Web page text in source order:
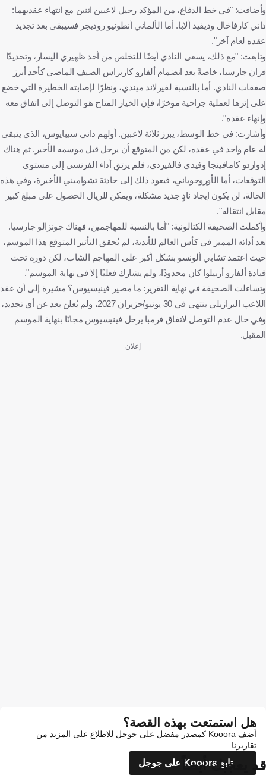
وأضافت: "في خط الدفاع، من المؤكد رحيل لاعبين اثنين مع انتهاء عقديهما:
داني كارفاخال وديفيد ألابا. أما الألماني أنطونيو روديجر فسيبقى بعد تجديد
عقده لعام آخر".
وتابعت: "مع ذلك، يسعى النادي أيضًا للتخلص من أحد ظهيري اليسار، وتحديدًا
فران جارسيا، خاصةً بعد انضمام ألفارو كاريراس الصيف الماضي كأحد أبرز
صفقات النادي. أما بالنسبة لفيرلاند ميندي، ونظرًا لإصابته الخطيرة التي خضع
على إثرها لعملية جراحية مؤخرًا، فإن الخيار المتاح هو التوصل إلى اتفاق معه
وإنهاء عقده".
وأشارت: في خط الوسط، يبرز ثلاثة لاعبين. أولهم داني سيبايوس، الذي يتبقى
له عام واحد في عقده، لكن من المتوقع أن يرحل قبل موسمه الأخير. ثم هناك
إدواردو كامافينجا وفيدي فالفيردي، فلم يرتقِ أداء الفرنسي إلى مستوى
التوقعات، أما الأوروجوياني، فيعود ذلك إلى حادثة تشواميني الأخيرة، وفي هذه
الحالة، لن يكون إيجاد نادٍ جديد مشكلة، ويمكن للريال الحصول على مبلغ كبير
مقابل انتقاله".
وأكملت الصحيفة الكتالونية: "أما بالنسبة للمهاجمين، فهناك جونزالو جارسيا.
بعد أدائه المميز في كأس العالم للأندية، لم يُحقق التأثير المتوقع هذا الموسم،
حيث اعتمد تشابي ألونسو بشكل أكبر على المهاجم الشاب، لكن دوره تحت
قيادة ألفارو أربيلوا كان محدودًا، ولم يشارك فعليًا إلا في نهاية الموسم".
وتساءلت الصحيفة في نهاية التقرير: ما مصير فينيسيوس؟ مشيرة إلى أن عقد
اللاعب البرازيلي ينتهي في 30 يونيو/حزيران 2027، ولم يُعلن بعد عن أي تجديد،
وفي حال عدم التوصل لاتفاق فرمبا يرحل فينيسيوس مجانًا بنهاية الموسم
المقبل.
إعلان
هل استمتعت بهذه القصة؟
أضف Kooora كمصدر مفضل على جوجل للاطلاع على المزيد من
تقاريرنا
تابع Kooora على جوجل
قد يعجبك أيضاً